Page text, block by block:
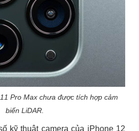
Pro Max chưa được tích hợp cảm
biến LiDAR.
kỹ thuật camera của iPhone 12